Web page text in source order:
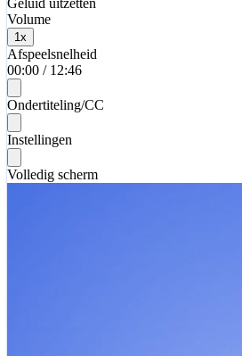
Volume
1 x
Afspeelsnelheid
00:00 / 12:46
Ondertiteling/CC
Instellingen
Volledig scherm